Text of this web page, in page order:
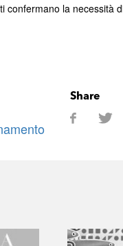
confermano la necessità
Share